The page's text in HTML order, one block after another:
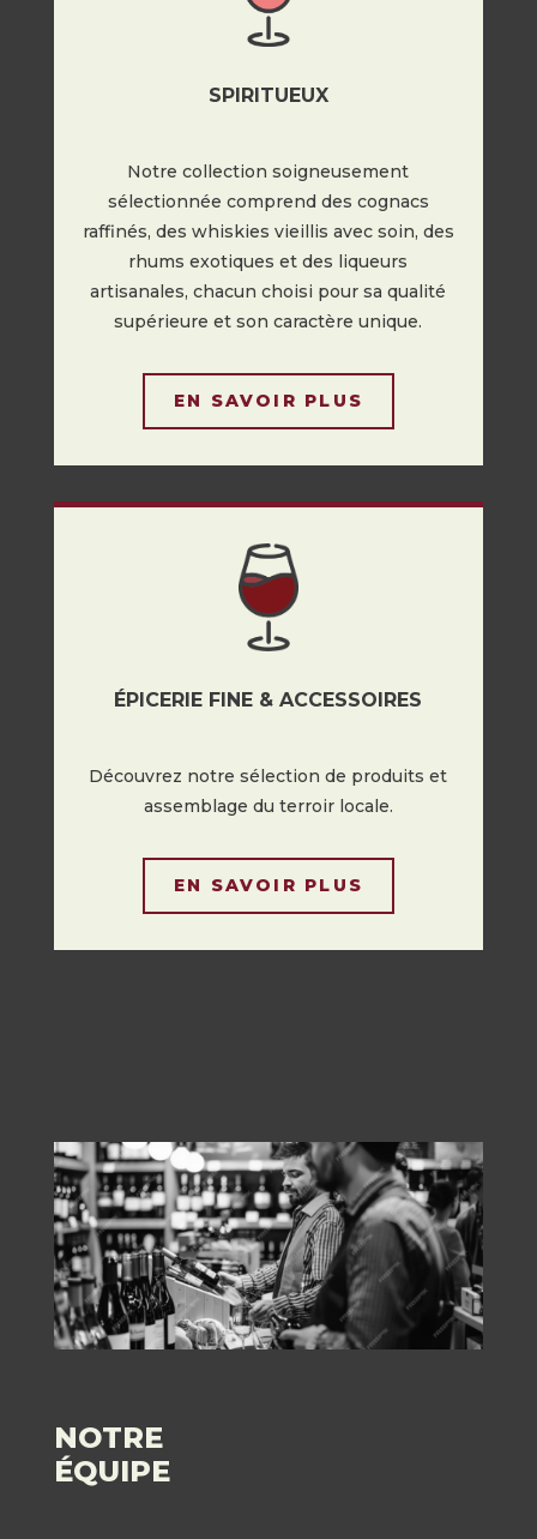
SPIRITUEUX
Notre collection soigneusement
sélectionnée comprend des cognacs
raffinés, des whiskies vieillis avec soin, des
rhums exotiques et des liqueurs
artisanales, chacun choisi pour sa qualité
supérieure et son caractère unique.
EN SAVOIR PLUS
ÉPICERIE FINE & ACCESSOIRES
Découvrez notre sélection de produits et
assemblage du terroir locale.
EN SAVOIR PLUS
NOTRE
ÉQUIPE